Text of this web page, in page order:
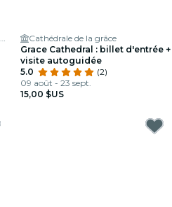
Musée d'art moderne de San Francisco
Cathédrale de la grâce
Grace Cathedral : billet d'entrée +
visite autoguidée
5.0
(2)
09 août - 23 sept.
15,00 $US